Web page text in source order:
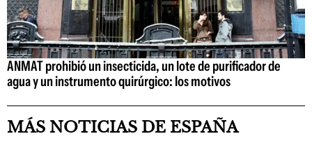
ANMAT prohibió un insecticida, un lote de purificador de
agua y un instrumento quirúrgico: los motivos
MÁS NOTICIAS DE ESPAÑA